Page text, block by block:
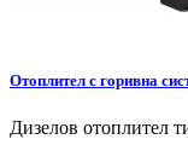
Отоплител с горивна
Дизелов отоплител